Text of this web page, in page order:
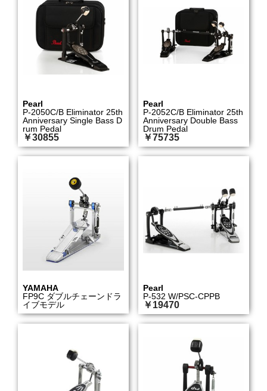
Pearl
P-2050C/B Eliminator 25th
Anniversary Single Bass D
rum Pedal
￥30855
Pearl
P-2052C/B Eliminator 25th
Anniversary Double Bass
Drum Pedal
￥75735
YAMAHA
FP9C ダブルチェーンドラ
イブモデル
Pearl
P-532 W/PSC-CPPB
￥19470